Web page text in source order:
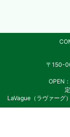
〒150-
OPEN
LaVague（ラヴァーグ